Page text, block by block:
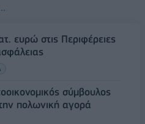
ευρώ στις Περιφέρειες
σύμβουλος
πολωνική αγορά